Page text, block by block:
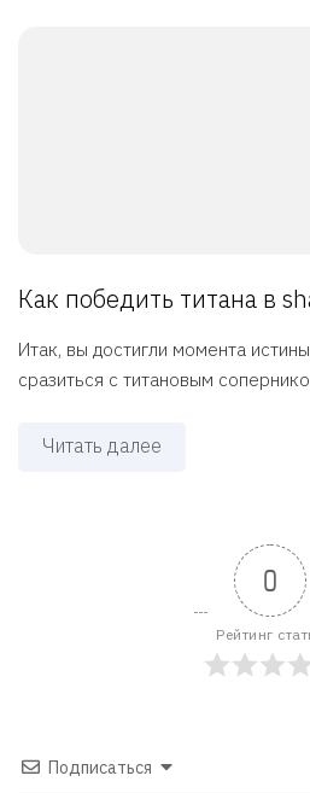
Как победить титана в
Итак, вы достигли момента
сразиться с титановым
Читать далее
0
Рейтинг
Подписаться